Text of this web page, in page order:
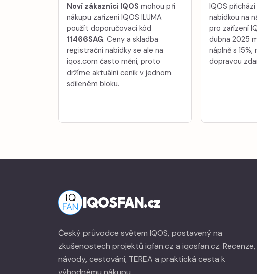
Noví zákazníci IQOS mohou při
nákupu zařízení IQOS ILUMA
použít doporučovací kód
11466SAG. Ceny a skladba
registrační nabídky se ale na
iqos.com často mění, proto
držíme aktuální ceník v jednom
sdíleném bloku.
IQOS
nabídkou na
pro zařízení
dubna 2025
náplně s
dopravou
IQOSFAN.cz
Český průvodce světem IQOS, postavený na
zkušenostech projektů iqfan.cz a iqosfan.cz. Recenze,
návody, cestování, TEREA a praktická cesta k